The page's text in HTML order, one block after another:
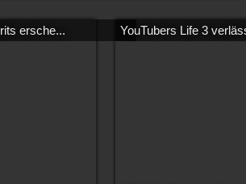
ersche... YouTubers Life 3